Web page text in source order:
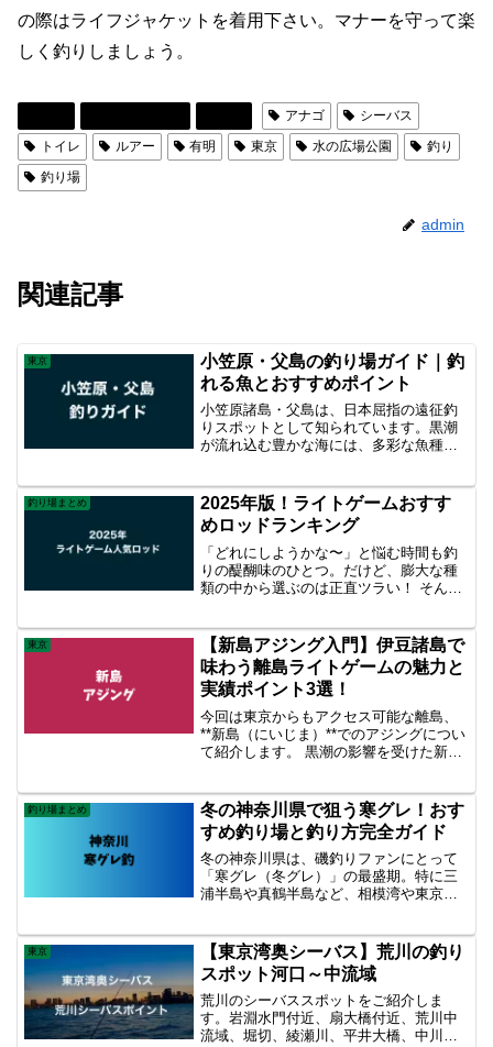
の際はライフジャケットを着用下さい。マナーを守って楽
しく釣りしましょう。
アナゴ
シーバス
トイレ
ルアー 有明 東京 水の広場公園
釣り
釣り場
admin
関連記事
東京
小笠原・父島の釣り場ガイド｜釣
れる魚とおすすめポイント
小笠原諸島・父島は、日本屈指の遠征釣
りスポットとして知られています。黒潮
が流れ込む豊かな海には、多彩な魚種が
は、父島周辺で釣れる魚とおすすめの釣
り場を詳しく紹介します。...
釣り場まとめ
2025年版！ライトゲームおすす
めロッドランキング
「どれにしようかな〜」と悩む時間も釣
りの醍醐味のひとつ。だけど、膨大な種
類の中から選ぶのは正直ツラい！ そんな
お届けします。初心者から上級者まで満
足できるラインナップを厳選しました！
ライトゲームロッドとは？
東京
【新島アジング入門】伊豆諸島で
味わう離島ライトゲームの魅力と
実績ポイント3選！
今回は東京からもアクセス可能な離島、
**新島（にいじま）**でのアジングについ
て紹介します。 黒潮の影響を受けた新島
サイズ・数ともに本土とは一線を画す釣
果が狙える離島ライトゲーム天国です！
新島アジングの魅力って？
釣り場まとめ
冬の神奈川県で狙う寒グレ！おす
すめ釣り場と釣り方完全ガイド
冬の神奈川県は、磯釣りファンにとって
「寒グレ（冬グレ）」の最盛期。特に三
浦半島や真鶴半島など、相模湾や東京湾
の記事では、冬に神奈川県でグレを狙う
人のために、釣り場情報・仕掛け・釣り
方のコツを徹底紹介します。 冬の神奈川
グレ釣りシーズン。
東京
【東京湾奥シーバス】荒川の釣り
スポット河口～中流域
荒川のシーバススポットをご紹介しま
す。岩淵水門付近、扇大橋付近、荒川中
流域、堀切、綾瀬川、平井大橋、中川合